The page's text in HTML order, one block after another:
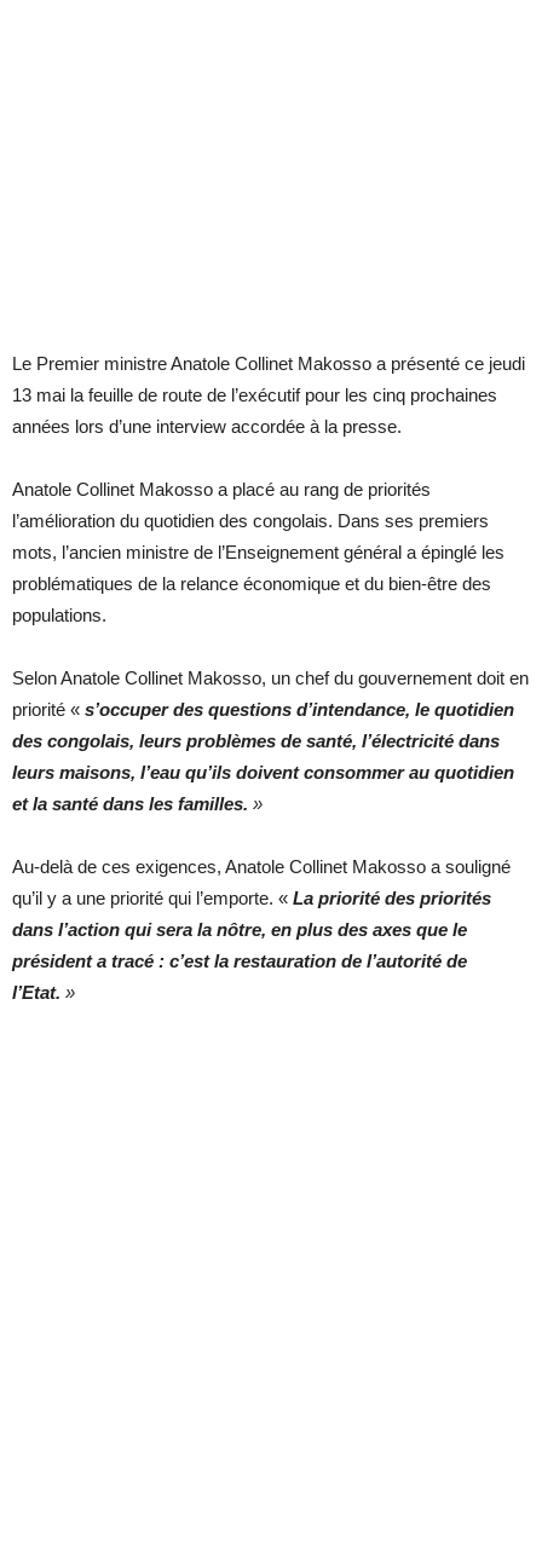
Le Premier ministre Anatole Collinet Makosso a présenté ce jeudi
13 mai la feuille de route de l’exécutif pour les cinq prochaines
années lors d’une interview accordée à la presse.
Anatole Collinet Makosso a placé au rang de priorités
l’amélioration du quotidien des congolais. Dans ses premiers
mots, l’ancien ministre de l’Enseignement général a épinglé les
problématiques de la relance économique et du bien-être des
populations.
Selon Anatole Collinet Makosso, un chef du gouvernement doit en
priorité « s’occuper des questions d’intendance, le quotidien
des congolais, leurs problèmes de santé, l’électricité dans
leurs maisons, l’eau qu’ils doivent consommer au quotidien
et la santé dans les familles. »
Au-delà de ces exigences, Anatole Collinet Makosso a souligné
qu’il y a une priorité qui l’emporte. « La priorité des priorités
dans l’action qui sera la nôtre, en plus des axes que le
président a tracé : c’est la restauration de l’autorité de
l’Etat. »